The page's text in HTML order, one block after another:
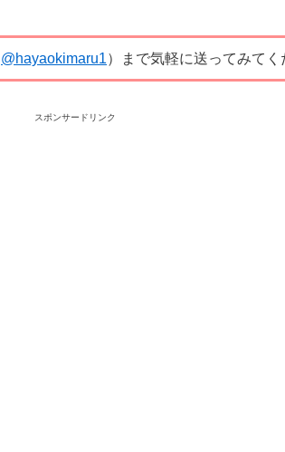
@hayaokimaru1）まで気軽に送ってみてく
スポンサードリンク